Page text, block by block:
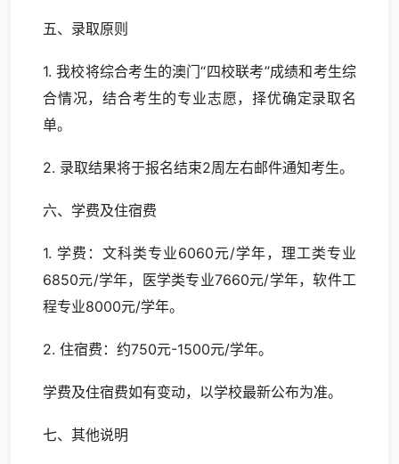
五、录取原则
1. 我校将综合考生的澳门“四校联考”成绩和考生综
合情况，结合考生的专业志愿，择优确定录取名
单。
2. 录取结果将于报名结束2周左右邮件通知考生。
六、学费及住宿费
1. 学费：文科类专业6060元/学年，理工类专业
6850元/学年，医学类专业7660元/学年，软件工
程专业8000元/学年。
2. 住宿费：约750元-1500元/学年。
学费及住宿费如有变动，以学校最新公布为准。
七、其他说明